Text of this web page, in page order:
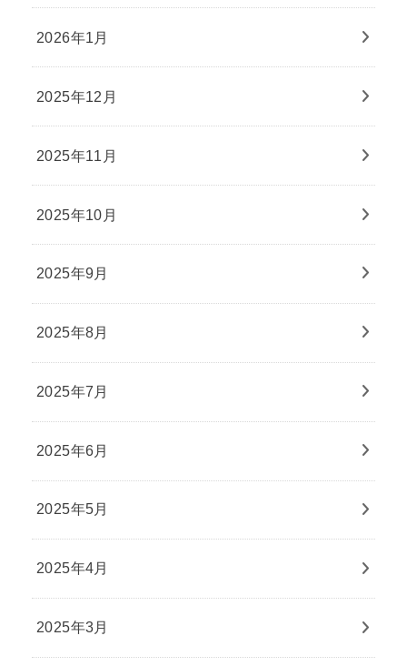
2026年1月
2025年12月
2025年11月
2025年10月
2025年9月
2025年8月
2025年7月
2025年6月
2025年5月
2025年4月
2025年3月